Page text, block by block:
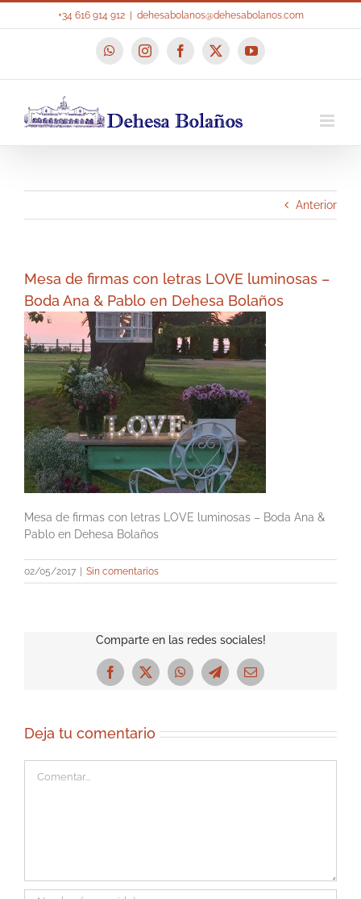
+34 616 914 912 dehesabolanos@dehesabolanos.com
WhatsAppInstagramFacebook
X YouTube
Anterior
Mesa de firmas con letras LOVE luminosas –
Boda Ana & Pablo en Dehesa Bolaños
Mesa de firmas con letras LOVE luminosas – Boda Ana &
Pablo en Dehesa Bolaños
02/05/2017 Sin comentarios
Comparte en las redes sociales!
Facebook
X WhatsAppTelegramCorreo
Deja tu comentario